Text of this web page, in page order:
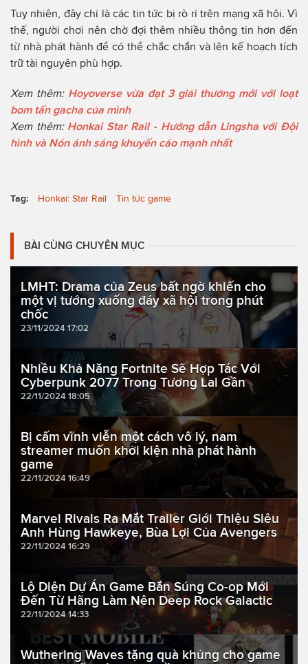
Tuy nhiên, đây chỉ là các tin tức bị rò rỉ trên mạng xã hội. Vì
thế, người chơi nên chờ đợi thêm nhiều thông tin hơn đến
từ nhà phát hành để có thể chắc chắn và lên kế hoạch tích
trữ tài nguyên phù hợp.
Xem thêm: Hoyoverse vừa đạt 3 giải thưởng mới với loạt
bom tấn gacha của mình
Xem thêm: Honkai Star Rail - Hướng dẫn Lingsha với Đội
hình và Nón ánh sáng khuyến cáo mạnh nhất
Tag: Honkai: Star Rail Tin tức game
BÀI CÙNG CHUYÊN MỤC
LMHT: Drama của Zeus bất ngờ khiến cho
một vị tướng xuống đáy xã hội trong phút
chốc
23/11/2024 17:02
Nhiều Khả Năng Fortnite Sẽ Hợp Tác Với
Cyberpunk 2077 Trong Tương Lai Gần
22/11/2024 18:05
Bị cấm vĩnh viễn một cách vô lý, nam
streamer muốn khởi kiện nhà phát hành
game
22/11/2024 16:49
Marvel Rivals Ra Mắt Trailer Giới Thiệu Siêu
Anh Hùng Hawkeye, Bùa Lợi Của Avengers
22/11/2024 16:29
Lộ Diện Dự Án Game Bắn Súng Co-op Mới
Đến Từ Hãng Làm Nên Deep Rock Galactic
22/11/2024 14:33
Wuthering Waves tặng quà khủng cho game